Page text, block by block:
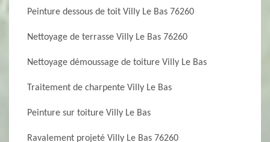
Peinture dessous de toit Villy Le Bas 76260
Nettoyage de terrasse Villy Le Bas 76260
Nettoyage démoussage de toiture Villy Le Bas
Traitement de charpente Villy Le Bas
Peinture sur toiture Villy Le Bas
Ravalement projeté Villy Le Bas 76260